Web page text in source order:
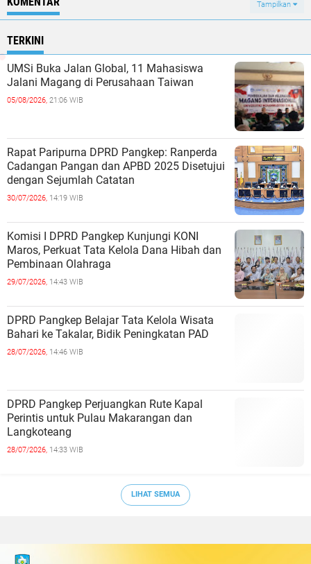
Tampilkan
TERKINI
UMSi Buka Jalan Global, 11 Mahasiswa
Jalani Magang di Perusahaan Taiwan
05/08/2026, 21:06 WIB
Rapat Paripurna DPRD Pangkep: Ranperda
Cadangan Pangan dan APBD 2025 Disetujui
dengan Sejumlah Catatan
30/07/2026, 14:19 WIB
Komisi I DPRD Pangkep Kunjungi KONI
Maros, Perkuat Tata Kelola Dana Hibah dan
Pembinaan Olahraga
29/07/2026, 14:43 WIB
DPRD Pangkep Belajar Tata Kelola Wisata
Bahari ke Takalar, Bidik Peningkatan PAD
28/07/2026, 14:46 WIB
DPRD Pangkep Perjuangkan Rute Kapal
Perintis untuk Pulau Makarangan dan
Langkoteang
28/07/2026, 14:33 WIB
LIHAT SEMUA